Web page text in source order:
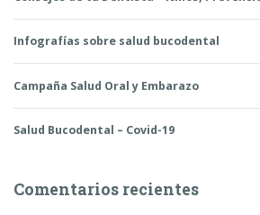
Infografías sobre salud bucodental
Campaña Salud Oral y Embarazo
Salud Bucodental – Covid-19
Comentarios recientes